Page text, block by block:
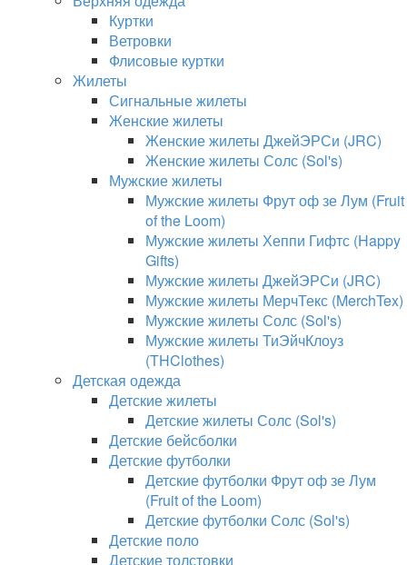
Куртки
Ветровки
Флисовые куртки
Жилеты
Сигнальные жилеты
Женские жилеты
Женские жилеты ДжейЭРСи (JRC)
Женские жилеты Солс (Sol's)
Мужские жилеты
Мужские жилеты Фрут оф зе Лум (Fruit
of the Loom)
Мужские жилеты Хеппи Гифтс (Happy
Gifts)
Мужские жилеты ДжейЭРСи (JRC)
Мужские жилеты МерчТекс (MerchTex)
Мужские жилеты Солс (Sol's)
Мужские жилеты ТиЭйчКлоуз
(THClothes)
Детская одежда
Детские жилеты
Детские жилеты Солс (Sol's)
Детские бейсболки
Детские футболки
Детские футболки Фрут оф зе Лум
(Fruit of the Loom)
Детские футболки Солс (Sol's)
Детские поло
Детские толстовки